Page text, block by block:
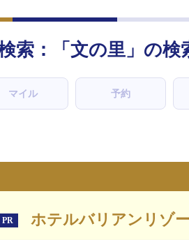
索：「 文の里 」の検
マイル 予約
PR ホテルバリアンリゾ